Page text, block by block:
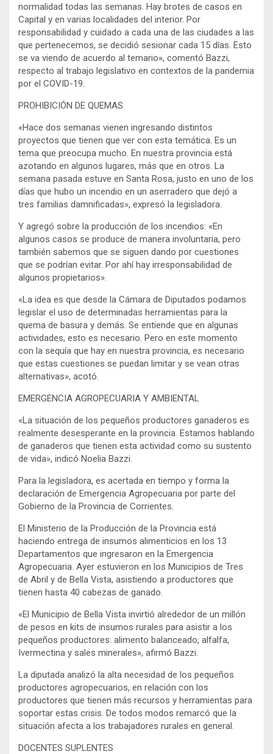
normalidad todas las semanas. Hay brotes de casos en
Capital y en varias localidades del interior. Por
responsabilidad y cuidado a cada una de las ciudades a las
que pertenecemos, se decidió sesionar cada 15 días. Esto
se va viendo de acuerdo al temario», comentó Bazzi,
respecto al trabajo legislativo en contextos de la pandemia
por el COVID-19.
PROHIBICIÓN DE QUEMAS
«Hace dos semanas vienen ingresando distintos
proyectos que tienen que ver con esta temática. Es un
tema que preocupa mucho. En nuestra provincia está
azotando en algunos lugares, más que en otros. La
semana pasada estuve en Santa Rosa, justo en uno de los
días que hubo un incendio en un aserradero que dejó a
tres familias damnificadas», expresó la legisladora.
Y agregó sobre la producción de los incendios: «En
algunos casos se produce de manera involuntaria, pero
también sabemos que se siguen dando por cuestiones
que se podrían evitar. Por ahí hay irresponsabilidad de
algunos propietarios».
«La idea es que desde la Cámara de Diputados podamos
legislar el uso de determinadas herramientas para la
quema de basura y demás. Se entiende que en algunas
actividades, esto es necesario. Pero en este momento
con la sequía que hay en nuestra provincia, es necesario
que estas cuestiones se puedan limitar y se vean otras
alternativas», acotó.
EMERGENCIA AGROPECUARIA Y AMBIENTAL
«La situación de los pequeños productores ganaderos es
realmente desesperante en la provincia. Estamos hablando
de ganaderos que tienen esta actividad como su sustento
de vida», indicó Noelia Bazzi.
Para la legisladora, es acertada en tiempo y forma la
declaración de Emergencia Agropecuaria por parte del
Gobierno de la Provincia de Corrientes.
El Ministerio de la Producción de la Provincia está
haciendo entrega de insumos alimenticios en los 13
Departamentos que ingresaron en la Emergencia
Agropecuaria. Ayer estuvieron en los Municipios de Tres
de Abril y de Bella Vista, asistiendo a productores que
tienen hasta 40 cabezas de ganado.
«El Municipio de Bella Vista invirtió alrededor de un millón
de pesos en kits de insumos rurales para asistir a los
pequeños productores: alimento balanceado, alfalfa,
Ivermectina y sales minerales», afirmó Bazzi.
La diputada analizó la alta necesidad de los pequeños
productores agropecuarios, en relación con los
productores que tienen más recursos y herramientas para
soportar estas crisis. De todos modos remarcó que la
situación afecta a los trabajadores rurales en general.
DOCENTES SUPLENTES